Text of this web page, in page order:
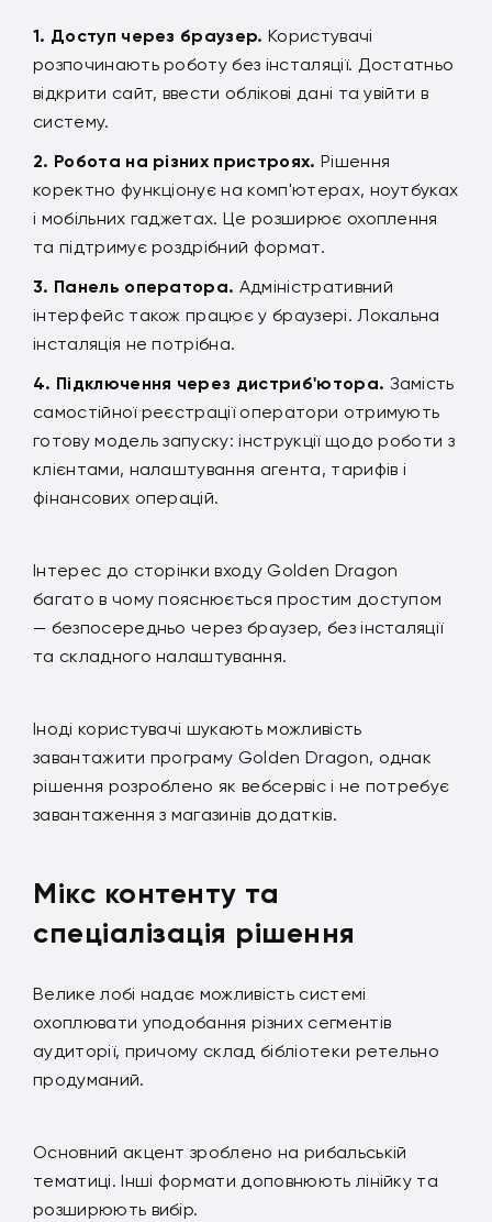
Доступ через браузер.Користувачі
розпочинають роботу без інсталяції. Достатньо
відкрити сайт, ввести облікові дані та увійти в
систему.
Робота на різних пристроях. Рішення
коректно функціонує на комп'ютерах, ноутбуках
і мобільних гаджетах. Це розширює охоплення
та підтримує роздрібний формат.
Панель оператора. Адміністративний
інтерфейс також працює у браузері. Локальна
інсталяція не потрібна.
Підключення через дистриб'ютора. Замість
самостійної реєстрації оператори отримують
готову модель запуску: інструкції щодо роботи з
клієнтами, налаштування агента, тарифів і
фінансових операцій.
Інтерес до сторінки входу Golden Dragon
багато в чому пояснюється простим доступом
— безпосередньо через браузер, без інсталяції
та складного налаштування.
Іноді користувачі шукають можливість
завантажити програму Golden Dragon, однак
рішення розроблено як вебсервіс і не потребує
завантаження з магазинів додатків.
Мікс контенту та
спеціалізація рішення
Велике лобі надає можливість системі
охоплювати уподобання різних сегментів
аудиторії, причому склад бібліотеки ретельно
продуманий.
Основний акцент зроблено на рибальській
тематиці. Інші формати доповнюють лінійку та
розширюють вибір.